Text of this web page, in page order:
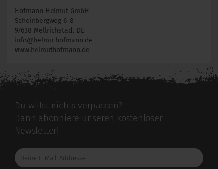
Hofmann Helmut GmbH
Scheinbergweg 6-8
97638 Mellrichstadt DE
info@helmuthofmann.de
www.helmuthofmann.de
Du willst nichts verpassen?
Dann abonniere unseren kostenlosen
Newsletter!
Deine
E-